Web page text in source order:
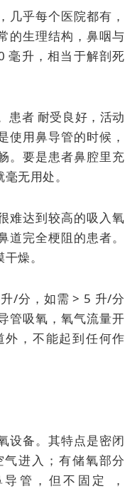
几乎每个医院都有，
的生理结构，鼻咽与
毫升，相当于解剖死
患者 耐受良好，活动
使用鼻导管的时候，
。要是患者鼻腔里充
无用处。
难达到较高的吸入氧
完全梗阻的患者。
燥。
/分，如需 > 5 升/分
管吸氧，氧气流量开
，不能起到任何作
设备。其特点是密闭
进入；有储氧部分
管，但不固定 ，